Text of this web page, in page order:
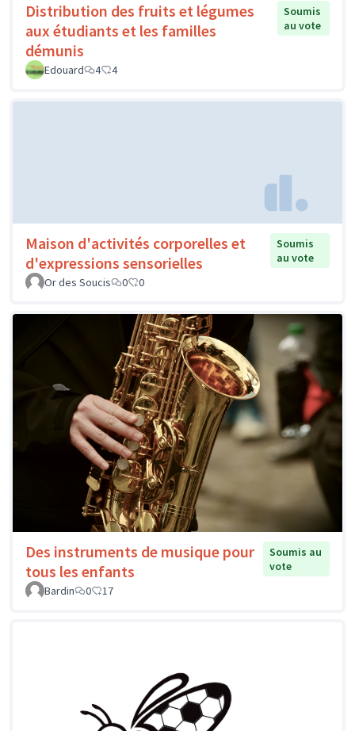
Distribution des fruits et légumes
aux étudiants et les familles
démunis
Soumis
au vote
Edouard 4 4
Maison d'activités corporelles et
d'expressions sensorielles
Soumis
au vote
Or des Soucis
0 0
Des instruments de musique pour
tous les enfants
Soumis au
vote
Bardin
0 17